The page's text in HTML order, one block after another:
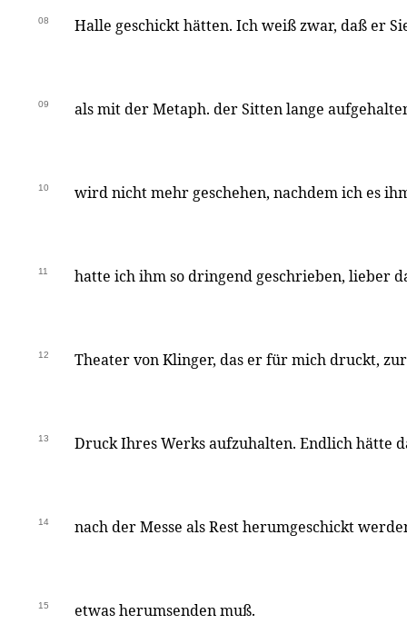
08 Halle geschickt hätten. Ich weiß zwar, daß er
09 als mit der Metaph. der Sitten lange
10 wird nicht mehr geschehen, nachdem ich es
11 hatte ich ihm so dringend geschrieben, lieber
12 Theater von Klinger, das er für mich druckt,
13 Druck Ihres Werks aufzuhalten. Endlich hätte
14 nach der Messe als Rest herumgeschickt
15 etwas herumsenden muß.